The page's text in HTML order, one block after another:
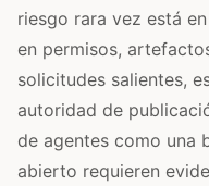
riesgo rara vez está
en permisos,
solicitudes salientes,
autoridad de
de agentes como una
abierto requieren